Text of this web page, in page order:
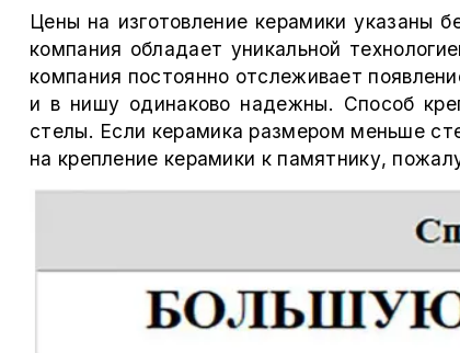
Цены на изготовление керамики
компания обладает уникальной
компания постоянно отслеживает
и в нишу одинаково надежны. Способ
стелы. Если керамика размером меньше
на крепление керамики к памятнику,